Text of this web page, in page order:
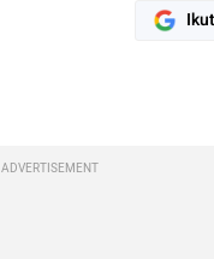
ADVERTISEMENT